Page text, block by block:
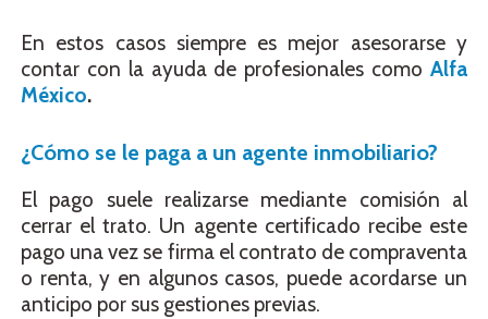
En estos casos siempre es mejor asesorarse y
contar con la ayuda de profesionales como Alfa
México.
¿Cómo se le paga a un agente inmobiliario?
El pago suele realizarse mediante comisión al
cerrar el trato. Un agente certificado recibe este
pago una vez se firma el contrato de compraventa
o renta, y en algunos casos, puede acordarse un
anticipo por sus gestiones previas.